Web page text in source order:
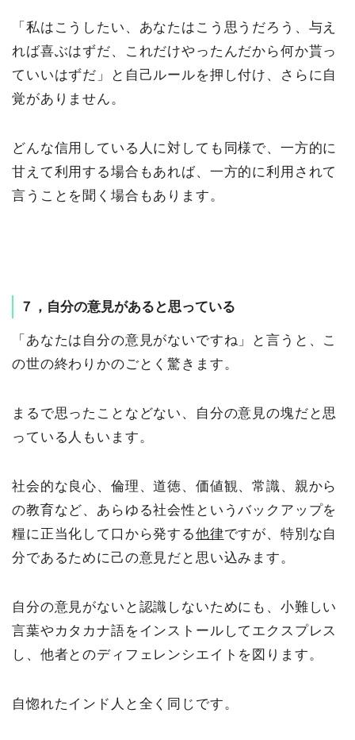
「私はこうしたい、あなたはこう思うだろう、与え
れば喜ぶはずだ、これだけやったんだから何か貰っ
ていいはずだ」と自己ルールを押し付け、さらに自
覚がありません。
どんな信用している人に対しても同様で、一方的に
甘えて利用する場合もあれば、一方的に利用されて
言うことを聞く場合もあります。
７，自分の意見があると思っている
「あなたは自分の意見がないですね」と言うと、こ
の世の終わりかのごとく驚きます。
まるで思ったことなどない、自分の意見の塊だと思
っている人もいます。
社会的な良心、倫理、道徳、価値観、常識、親から
の教育など、あらゆる社会性というバックアップを
糧に正当化して口から発する他律ですが、特別な自
分であるために己の意見だと思い込みます。
自分の意見がないと認識しないためにも、小難しい
言葉やカタカナ語をインストールしてエクスプレス
し、他者とのディフェレンシエイトを図ります。
自惚れたインド人と全く同じです。